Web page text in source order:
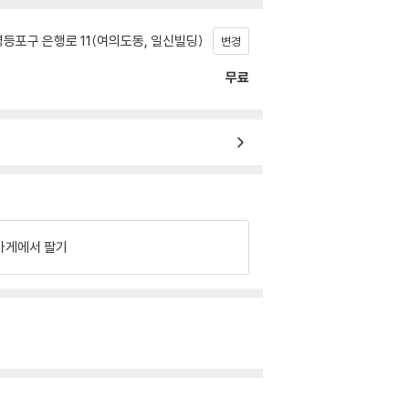
포구 은행로 11(여의도동, 일신빌딩) 변경
무료
게에서 팔기